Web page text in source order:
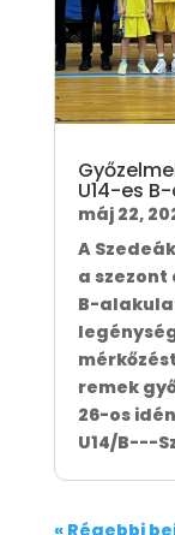
U14-es
máj 22,
A
a szezont
B-
remek
26-os
U14/B---
« Régebbi